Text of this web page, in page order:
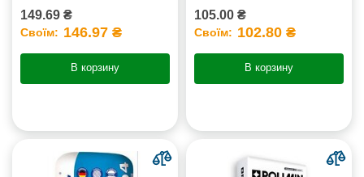
149.69 ₴
Своїм: 146.97 ₴
В корзину
105.00 ₴
Своїм: 102.80 ₴
В корзину